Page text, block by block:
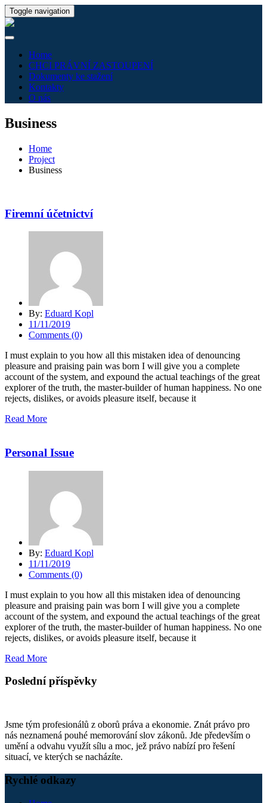
Toggle navigation
Home
CHCI PRÁVNÍ ZASTOUPENÍ
Dokumenty ke stažení
Kontakty
O nás
Business
Home
Project
Business
Firemní účetnictví
By: Eduard Kopl
11/11/2019
Comments (0)
I must explain to you how all this mistaken idea of denouncing
pleasure and praising pain was born I will give you a complete
account of the system, and expound the actual teachings of the great
explorer of the truth, the master-builder of human happiness. No one
rejects, dislikes, or avoids pleasure itself, because it
Read More
Personal Issue
By: Eduard Kopl
11/11/2019
Comments (0)
I must explain to you how all this mistaken idea of denouncing
pleasure and praising pain was born I will give you a complete
account of the system, and expound the actual teachings of the great
explorer of the truth, the master-builder of human happiness. No one
rejects, dislikes, or avoids pleasure itself, because it
Read More
Poslední příspěvky
Jsme tým profesionálů z oborů práva a ekonomie. Znát právo pro
nás neznamená pouhé memorování slov zákonů. Jde především o
umění a odvahu využít sílu a moc, jež právo nabízí pro řešení
situací, ve kterých se nacházíte.
Rychlé odkazy